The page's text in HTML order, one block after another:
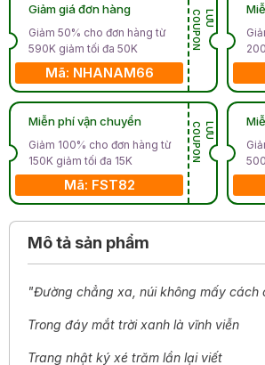
Giảm giá đơn hàng
Giảm 50% cho đơn hàng từ
590K giảm tối đa 50K
Mã: NHANAM66
L
Ư
U
C
O
U
P
O
N
Miễn phí vận chuyển
Giảm 100% cho đơn hàng từ
150K giảm tối đa 15K
Mã: FST82
L
Ư
U
C
O
U
P
O
N
Mô tả sản phẩm
"Đường chẳng xa, núi không mấy cách
Trong đáy mắt trời xanh là vĩnh viễn
Trang nhật ký xé trăm lần lại viết